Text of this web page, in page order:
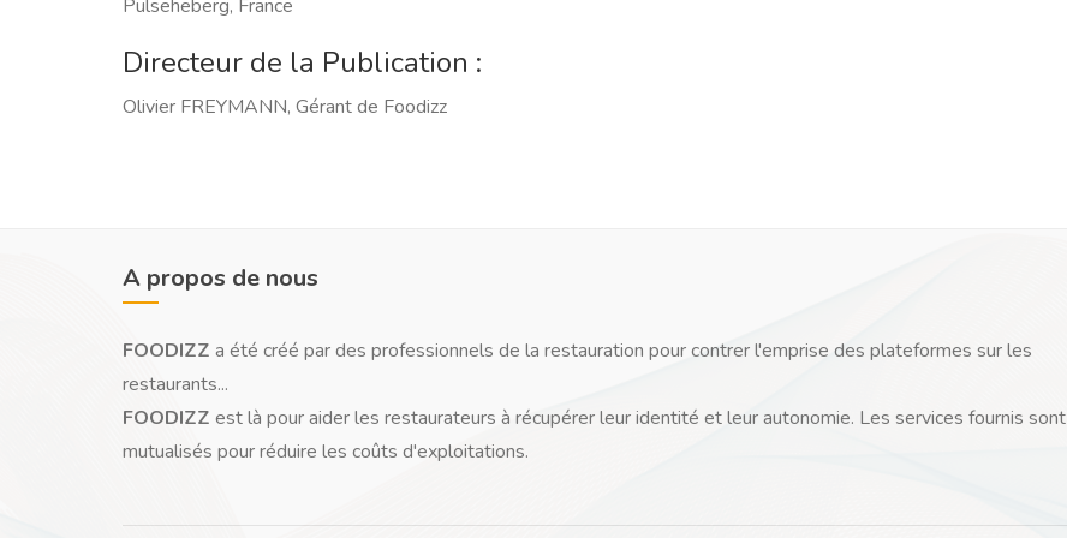
Pulseheberg, France
Directeur de la Publication :
Olivier FREYMANN, Gérant de Foodizz
A propos de nous
FOODIZZ a été créé par des professionnels de la restauration pour contrer l'emprise des plateformes sur les
restaurants...
FOODIZZ est là pour aider les restaurateurs à récupérer leur identité et leur autonomie. Les services fournis sont
mutualisés pour réduire les coûts d'exploitations.